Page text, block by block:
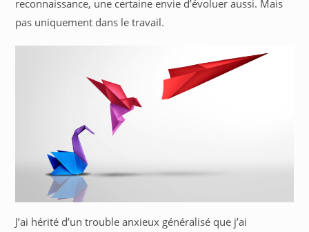
reconnaissance, une certaine envie d’évoluer aussi. Mais
pas uniquement dans le travail.
J’ai hérité d’un trouble anxieux généralisé que j’ai